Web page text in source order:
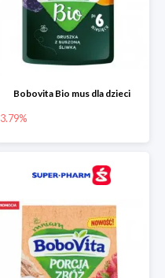
Bobovita Bio mus dla dzieci
3.79%